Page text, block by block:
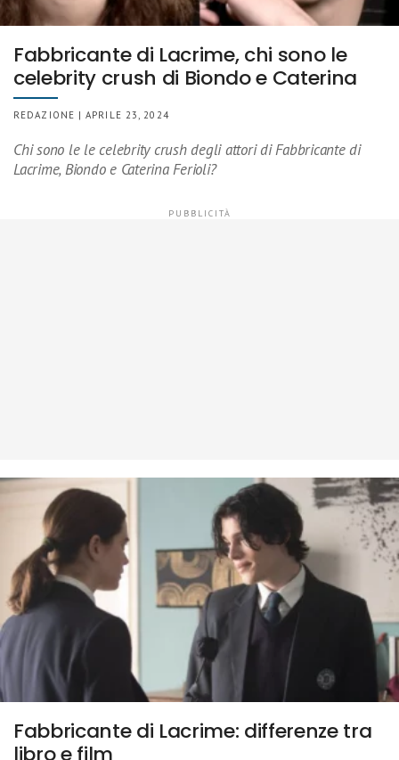
Fabbricante di Lacrime, chi sono le
celebrity crush di Biondo e Caterina
REDAZIONE | APRILE 23, 2024
Chi sono le le celebrity crush degli attori di Fabbricante di
Lacrime, Biondo e Caterina Ferioli?
Fabbricante di Lacrime: differenze tra
libro e film